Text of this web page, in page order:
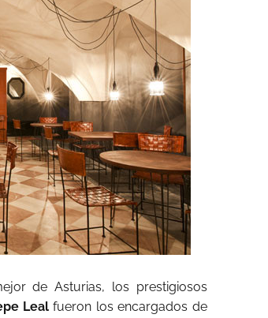
de Asturias, los prestigiosos
Lealfueron los encargados de